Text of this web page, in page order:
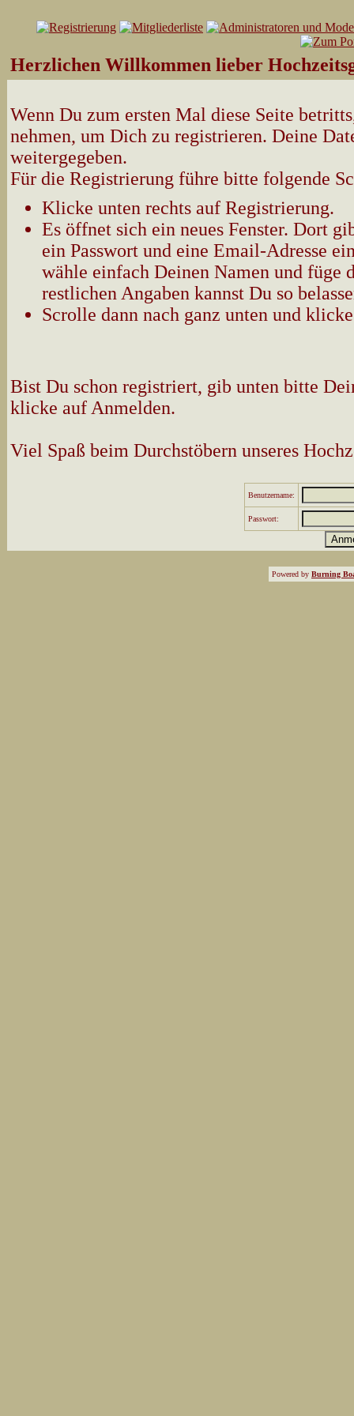
Herzlichen Willkommen lieber
Wenn Du zum ersten Mal diese Seite
nehmen, um Dich zu registrieren. Deine
weitergegeben.
Für die Registrierung führe bitte folgende
Klicke unten rechts auf Registrierung.
Es öffnet sich ein neues Fenster. Dort
ein Passwort und eine Email-Adresse
wähle einfach Deinen Namen und füge
restlichen Angaben kannst Du so
Scrolle dann nach ganz unten und
Bist Du schon registriert, gib unten bitte
klicke auf Anmelden.
Viel Spaß beim Durchstöbern unseres
Benutzername:
Passwort:
Powered by Burning